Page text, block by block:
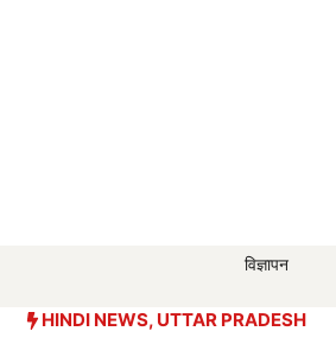
विज्ञापन
HINDI NEWS, UTTAR PRADESH